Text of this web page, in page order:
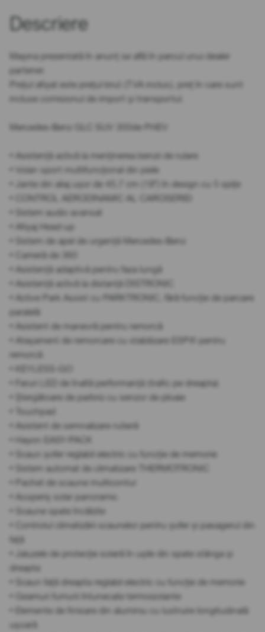
Descriere
Mașina prezentată în anunț se află în parcul unui dealer
partener.
Prețul afișat este prețul brut (TVA inclus), preț în care sunt
incluse comisionul de import și transportul.
Mercedes-Benz GLC SUV 300de PHEV
• Asistență activă la menținerea benzii de rulare
• Volan sport multifuncțional din piele
• Jante din aliaj ușor de 45,7 cm (18") în design cu 5 spițe
• CONTROL AERODINAMIC AL CAROSERIEI
• Sistem audio avansat
• Afișaj Head-up
• Sistem de apel de urgență Mercedes-Benz
• Cameră de 360
• Asistență adaptivă pentru faza lungă
• Asistență activă la distanță DISTRONIC
• Active Park Assist cu PARKTRONIC, fără funcție de parcare
paralelă
• Asistent de manevră pentru remorcă
• Atașament de remorcare cu stabilizare ESP® pentru
remorcă
• Faruri LED de înaltă performanță (trafic pe dreapta)
• Ștergătoare de parbriz cu senzor de ploaie
• Touchpad
• Asistent de semnalizare rutieră
• Hayon EASY-PACK
• Scaun șofer reglabil electric cu funcție de memorie
• Sistem automat de climatizare THERMOTRONIC
• Pachet de scaune multicontur
• Acoperiș solar panoramic
• Scaune spate încălzite
• Controlul climatizării scaunelor pentru șofer și pasagerul din
față
• Jaluzele de protecție solară în ușile din spate stânga și
dreapta
• Scaun față dreapta reglabil electric cu funcție de memorie
• Geamuri fumurii întunecate termoizolante
• Elemente de finisare din aluminiu cu lustruire longitudinală
ușoară